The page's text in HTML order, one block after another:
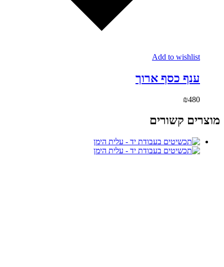
Add to wishlist
ענף כסף ארוך
₪480
מוצרים קשורים